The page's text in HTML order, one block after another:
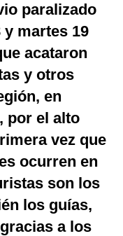
paralizado
y martes 19
acataron
y otros
en
por el alto
vez que
ocurren en
son los
los guías,
a los